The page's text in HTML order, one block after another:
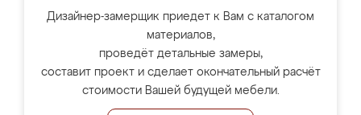
Дизайнер-замерщик приедет к Вам с каталогом
материалов,
проведёт детальные замеры,
составит проект и сделает окончательный расчёт
стоимости Вашей будущей мебели.